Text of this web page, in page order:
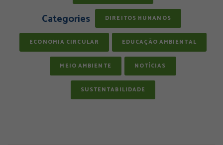
Categories DIREITOS HUMANOS
ECONOMIA CIRCULAR EDUCAÇÃO AMBIENTAL
MEIO AMBIENTE NOTÍCIAS
SUSTENTABILIDADE